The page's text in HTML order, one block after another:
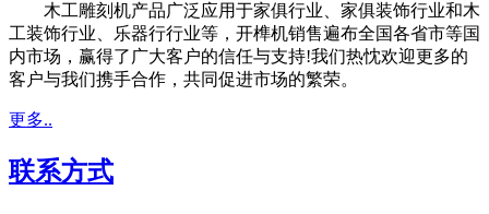
木工雕刻机产品广泛应用于家俱行业、家俱装饰行业和木
工装饰行业、乐器行行业等，开榫机销售遍布全国各省市等国
内市场，赢得了广大客户的信任与支持!我们热忱欢迎更多的
客户与我们携手合作，共同促进市场的繁荣。
更多..
联系方式